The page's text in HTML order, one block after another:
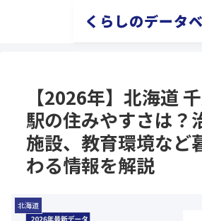
くらしのデータ
【2026年】北海道
駅の住みやすさは？
施設、教育環境など
わる情報を解説
北海道